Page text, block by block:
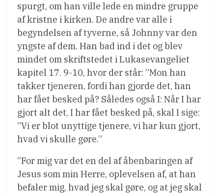
spurgt, om han ville lede en mindre gruppe
af kristne i kirken. De andre var alle i
begyndelsen af tyverne, så Johnny var den
yngste af dem. Han bad ind i det og blev
mindet om skriftstedet i Lukasevangeliet
kapitel 17. 9-10, hvor der står: ”Mon han
takker tjeneren, fordi han gjorde det, han
har fået besked på? Således også I: Når I har
gjort alt det, I har fået besked på, skal I sige:
”Vi er blot unyttige tjenere, vi har kun gjort,
hvad vi skulle gøre.”
”For mig var det en del af åbenbaringen af
Jesus som min Herre, oplevelsen af, at han
befaler mig, hvad jeg skal gøre, og at jeg skal